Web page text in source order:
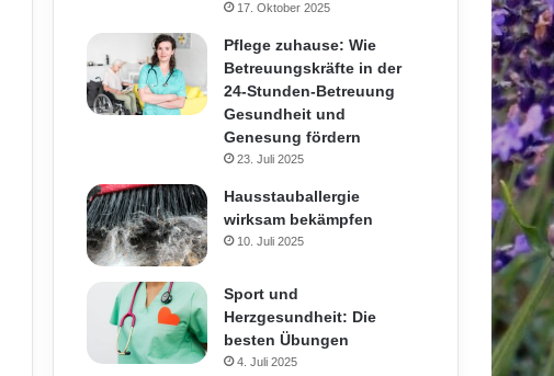
17. Oktober 2025
Pflege zuhause: Wie
Betreuungskräfte in der
24-Stunden-Betreuung
Gesundheit und
Genesung fördern
23. Juli 2025
Hausstauballergie
wirksam bekämpfen
10. Juli 2025
Sport und
Herzgesundheit: Die
besten Übungen
4. Juli 2025